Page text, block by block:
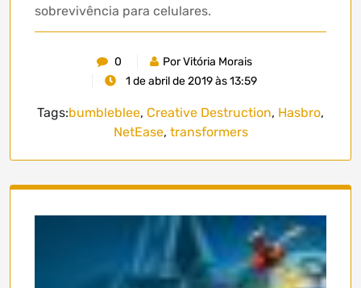
sobrevivência para celulares.
0
Por Vitória Morais
1 de abril de 2019 às 13:59
Tags:bumbleblee, Creative Destruction, Hasbro,
NetEase, transformers